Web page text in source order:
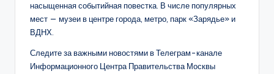
насыщенная событийная повестка. В числе популярных
мест — музеи в центре города, метро, парк «Зарядье» и
ВДНХ.
Следите за важными новостями в Телеграм-канале
Информационного Центра Правительства Москвы